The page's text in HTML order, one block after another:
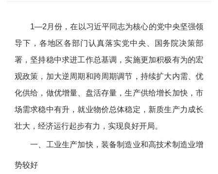
1—2月份，在以习近平同志为核心的党中央坚强领
导下，各地区各部门认真落实党中央、国务院决策部
署，坚持稳中求进工作总基调，实施更加积极有为的宏
观政策，加大逆周期和跨周期调节，持续扩大内需、优
化供给，做优增量、盘活存量，生产供给增长加快，市
场需求稳中有升，就业物价总体稳定，新质生产力成长
壮大，经济运行起步有力，实现良好开局。
一、工业生产加快，装备制造业和高技术制造业增
势较好